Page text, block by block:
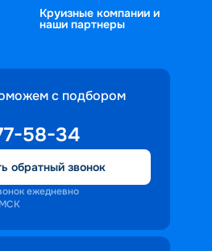
Круизные компании и
наши партнеры
с подбором
58-34
обратный звонок
ежедневно
МСК